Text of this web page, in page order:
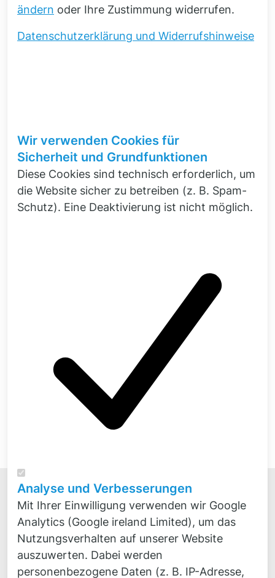
Gern berate ich Sie zur effektiven Ausstattung
Ihrer Testing-Abteilung anhand Ihrer
Anforderungen. Stellen Sie hier gern Ihre Frage
zur Anwendung oder Leistungsdaten von
SCADAS Systemen!
Dr.-Ing.
Michael Kwade
Schnellkontakt
Novicos GmbH
ändern oder Ihre Zustimmung widerrufen.
Datenschutzerklärung und Widerrufshinweise
Wir verwenden Cookies für
Sicherheit und Grundfunktionen
Diese Cookies sind technisch erforderlich, um
die Website sicher zu betreiben (z. B. Spam-
Schutz). Eine Deaktivierung ist nicht möglich.
Analyse und Verbesserungen
Mit Ihrer Einwilligung verwenden wir Google
Analytics (Google ireland Limited), um das
Nutzungsverhalten auf unserer Website
auszuwerten. Dabei werden
personenbezogene Daten (z. B. IP-Adresse,